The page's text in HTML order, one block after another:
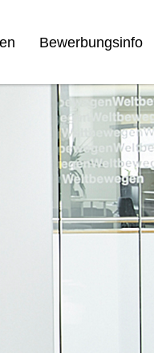
Bewerbungsinfo